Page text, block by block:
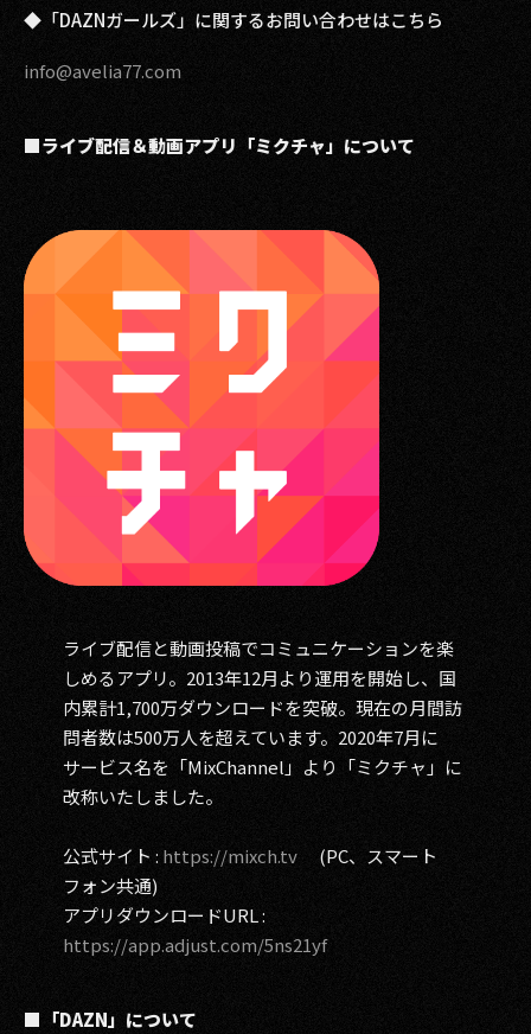
◆「DAZNガールズ」に関するお問い合わせはこちら
info@avelia77.com
■ライブ配信＆動画アプリ「ミクチャ」について
ライブ配信と動画投稿でコミュニケーションを楽
しめるアプリ。2013年12月より運用を開始し、国
内累計1,700万ダウンロードを突破。現在の月間訪
問者数は500万人を超えています。2020年7月に
サービス名を「MixChannel」より「ミクチャ」に
改称いたしました。
公式サイト : https://mixch.tv(PC、スマート
フォン共通)
アプリダウンロードURL :
https://app.adjust.com/5ns21yf
■「DAZN」について